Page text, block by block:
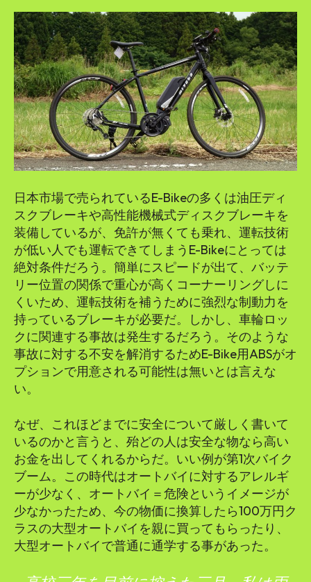
日本市場で売られているE-Bikeの多くは油圧ディ
スクブレーキや高性能機械式ディスクブレーキを
装備しているが、免許が無くても乗れ、運転技術
が低い人でも運転できてしまうE-Bikeにとっては
絶対条件だろう。簡単にスピードが出て、バッテ
リー位置の関係で重心が高くコーナーリングしに
くいため、運転技術を補うために強烈な制動力を
持っているブレーキが必要だ。しかし、車輪ロッ
クに関連する事故は発生するだろう。そのような
事故に対する不安を解消するためE-Bike用ABSがオ
プションで用意される可能性は無いとは言えな
い。
なぜ、これほどまでに安全について厳しく書いて
いるのかと言うと、殆どの人は安全な物なら高い
お金を出してくれるからだ。いい例が第1次バイク
ブーム。この時代はオートバイに対するアレルギ
ーが少なく、オートバイ＝危険というイメージが
少なかったため、今の物価に換算したら100万円ク
ラスの大型オートバイを親に買ってもらったり、
大型オートバイで普通に通学する事があった。